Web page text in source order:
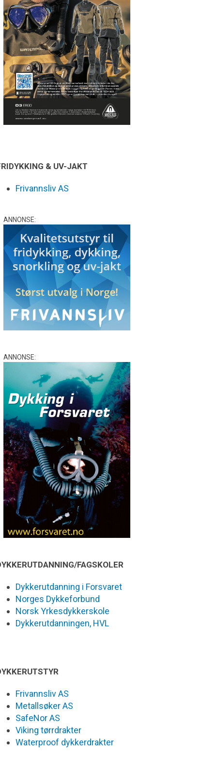
& UV-JAKT
Frivannsliv AS
ANNONSE:
ANNONSE:
FAGSKOLER
Dykkerutdanning i Forsvaret
Norges Dykkeforbund
Norsk Yrkesdykkerskole
Dykkerutdanningen, HVL
Frivannsliv AS
Metallsøker AS
SafeNor AS
Viking tørrdrakter
Waterproof dykkerdrakter